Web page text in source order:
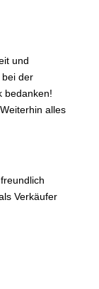
und
bei der
bedanken!
alles
Verkäufer